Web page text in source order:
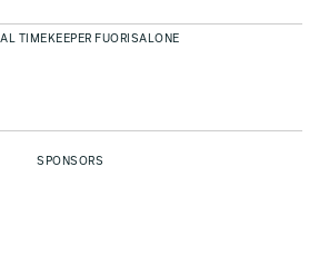
TIMEKEEPER FUORISALONE
SPONSORS